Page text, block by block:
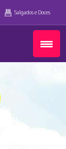
Salgados e Doces